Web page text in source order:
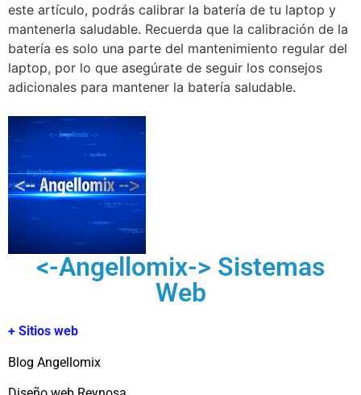
este artículo, podrás calibrar la batería de tu laptop y
mantenerla saludable. Recuerda que la calibración de la
batería es solo una parte del mantenimiento regular del
laptop, por lo que asegúrate de seguir los consejos
adicionales para mantener la batería saludable.
<-Angellomix-> Sistemas
Web
+ Sitios web
Blog Angellomix